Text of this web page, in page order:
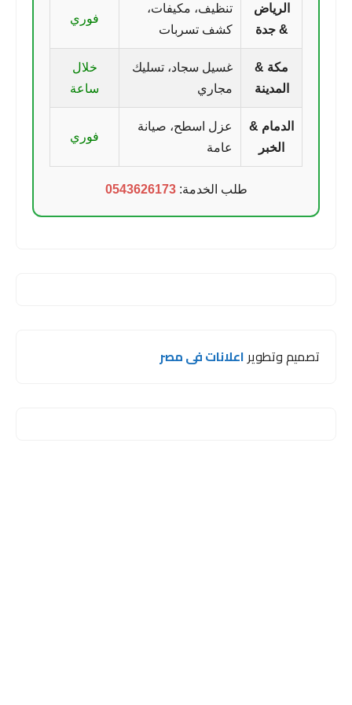
الرياض
& جدة
تنظيف، مكيفات،
كشف تسربات
فوري
مكة &
المدينة
غسيل سجاد، تسليك
مجاري
خلال
ساعة
الدمام &
الخبر
عزل اسطح، صيانة
عامة
فوري
طلب الخدمة:0543626173
تصميم وتطويراعلانات فى مصر